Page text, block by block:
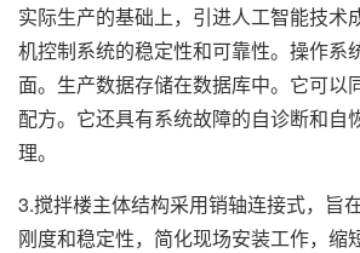
实际生产的基础上，引进人工智能技术
机控制系统的稳定性和可靠性。操作系
面。生产数据存储在数据库中。它可以
配方。它还具有系统故障的自诊断和自
理。
3.搅拌楼主体结构采用销轴连接式，旨
刚度和稳定性，简化现场安装工作，缩